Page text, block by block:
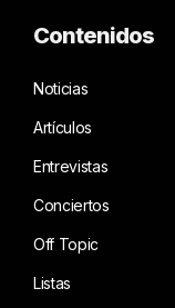
Contenidos
Noticias
Artículos
Entrevistas
Conciertos
Off Topic
Listas